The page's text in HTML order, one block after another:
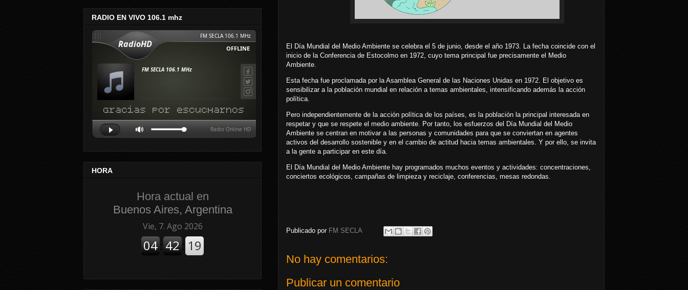
El Día Mundial del Medio Ambiente se celebra el 5 de junio, desde el año 1973. La fecha coincide con el
inicio de la Conferencia de Estocolmo en 1972, cuyo tema principal fue precisamente el Medio
Ambiente.
Esta fecha fue proclamada por la Asamblea General de las Naciones Unidas en 1972. El objetivo es
sensibilizar a la población mundial en relación a temas ambientales, intensificando además la acción
política.
Pero independientemente de la acción política de los países, es la población la principal interesada en
respetar y que se respete el medio ambiente. Por tanto, los esfuerzos del Día Mundial del Medio
Ambiente se centran en motivar a las personas y comunidades para que se conviertan en agentes
activos del desarrollo sostenible y en el cambio de actitud hacia temas ambientales. Y por ello, se invita
a la gente a participar en este día.
El Día Mundial del Medio Ambiente hay programados muchos eventos y actividades: concentraciones,
conciertos ecológicos, campañas de limpieza y reciclaje, conferencias, mesas redondas.
Publicado por FM SECLA
No hay comentarios:
Publicar un comentario
RADIO EN VIVO 106.1 mhz
HORA
Hora actual en
Buenos Aires, Argentina